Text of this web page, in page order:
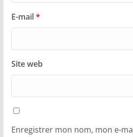
E-mail*
Site web
Enregistrer mon nom, mon e-